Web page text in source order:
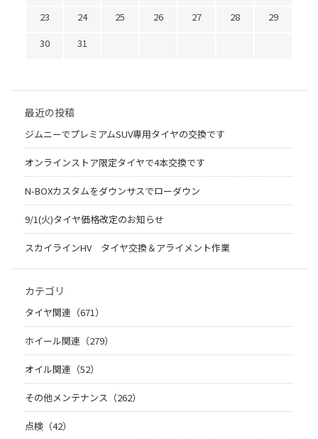
23
24 25 26 27 28
29
30
31
最近の投稿
ジムニーでプレミアムSUV専用タイヤの交換です
オンラインストア限定タイヤで4本交換です
N-BOXカスタムをダウンサスでローダウン
9/1(火)タイヤ価格改定のお知らせ
スカイラインHV タイヤ交換＆アライメント作業
カテゴリ
タイヤ関連（671）
ホイール関連（279）
オイル関連（52）
その他メンテナンス（262）
点検（42）